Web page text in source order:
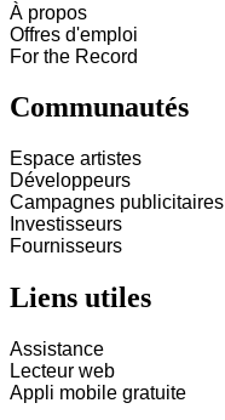
À propos
Offres d'emploi
For the Record
Communautés
Espace artistes
Développeurs
Campagnes publicitaires
Investisseurs
Fournisseurs
Liens utiles
Assistance
Lecteur web
Appli mobile gratuite